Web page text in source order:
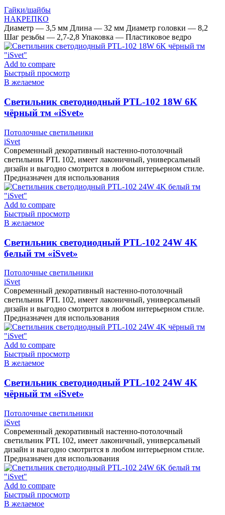
Гайки/шайбы
НАКРЕПКО
Диаметр — 3,5 мм Длина — 32 мм Диаметр головки — 8,2
Шаг резьбы — 2,7-2,8 Упаковка — Пластиковое ведро
Add to compare
Быстрый просмотр
В желаемое
Cветильник светодиодный PTL-102 18W 6K
чёрный тм «iSvet»
Потолочные светильники
iSvet
Современный декоративный настенно-потолочный
светильник PTL 102, имеет лаконичный, универсальный
дизайн и выгодно смотрится в любом интерьерном стиле.
Предназначен для использования
Add to compare
Быстрый просмотр
В желаемое
Cветильник светодиодный PTL-102 24W 4K
белый тм «iSvet»
Потолочные светильники
iSvet
Современный декоративный настенно-потолочный
светильник PTL 102, имеет лаконичный, универсальный
дизайн и выгодно смотрится в любом интерьерном стиле.
Предназначен для использования
Add to compare
Быстрый просмотр
В желаемое
Cветильник светодиодный PTL-102 24W 4K
чёрный тм «iSvet»
Потолочные светильники
iSvet
Современный декоративный настенно-потолочный
светильник PTL 102, имеет лаконичный, универсальный
дизайн и выгодно смотрится в любом интерьерном стиле.
Предназначен для использования
Add to compare
Быстрый просмотр
В желаемое